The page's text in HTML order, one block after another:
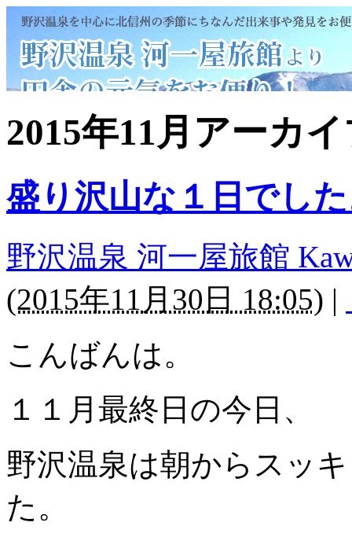
2015年11月アーカ
盛り沢山な１日でし
野沢温泉 河一屋旅館
(2015年11月30日 18:05) |
こんばんは。
１１月最終日の今日、
野沢温泉は朝からスッ
た。